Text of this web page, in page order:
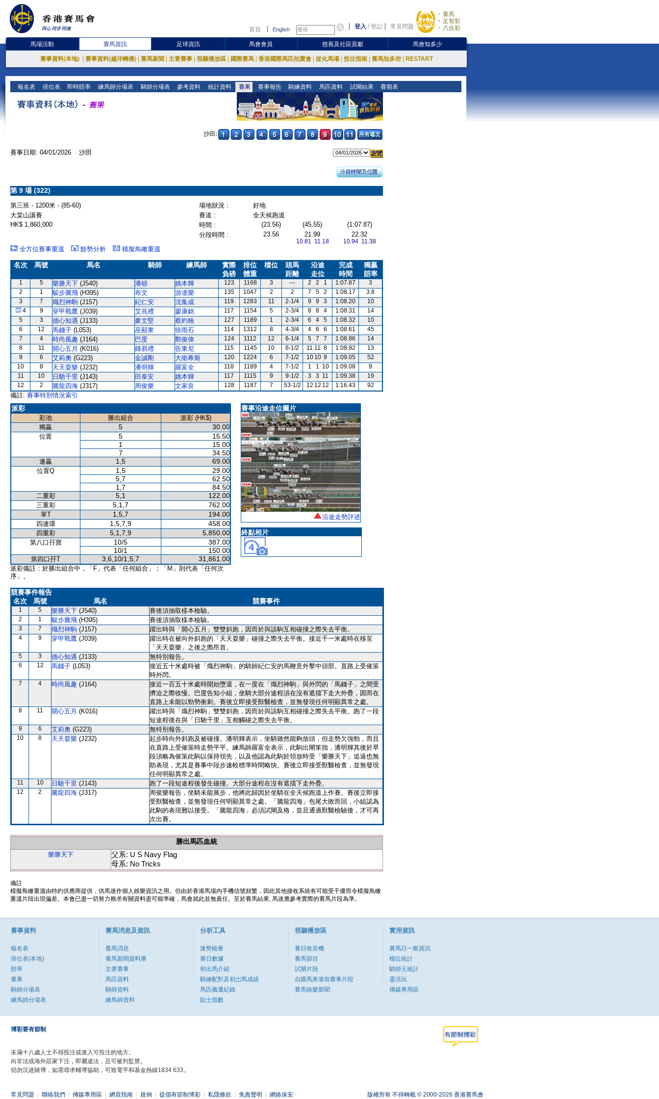
首頁 English 登入 /登記 常見問題
賽馬
足智彩
六合彩
馬場活動 賽馬資訊 足球資訊 馬會會員 慈善及社區貢獻 馬會知多少
賽事資料(本地) 賽事資料(越洋轉播) 賽馬新聞 主要賽事 視聽播放區 國際賽馬 香港國際馬匹拍賣會 從化馬場 投注指南 賽馬知多些 RESTART
報名表 排位表 即時賠率 練馬師分場表 騎師分場表 參考資料 統計資料 賽果 賽事報告 騎練資料 馬匹資料 試閘結果 賽期表
沙田:
賽事日期: 04/01/2026 沙田
第 9 場 (322)
第三班 - 1200米 - (85-60) 場地狀況 :
好地
大棠山讓賽
賽道 :
全天候跑道
HK$ 1,860,000
時間 : (23.56) (45.55)
(1:07.87)
分段時間 :
23.56 21.99
10.81 11.18
22.32
10.94 11.38
全方位賽事重溫 餘勢分析 模擬鳥瞰重溫
名次 馬號 馬名 騎師 練馬師
實際
負磅
排位
體重
檔位
頭馬
距離
沿途
走位
完成
時間
獨贏
賠率
1 5 樂勝天下 (J540) 潘頓 姚本輝 123 1168 3 --- 2 2 1 1:07.87
3
2
1 駿步騰飛 (H395) 布文 游達榮 135 1047 2 2 7 5 2 1:08.17
3.8
3
7 熾烈神駒 (J157) 紀仁安 沈集成 119 1283 11 2-1/4 9 9 3 1:08.20
10
4
9 穿甲戰鷹 (J039) 艾兆禮 廖康銘 117 1154 5 2-3/4 8 8 4 1:08.31
14
5
3 德心知遇 (J133) 麥文堅 蔡約翰 127 1189 1 2-3/4 6 4 5 1:08.32
10
6
12 馬錢子 (L053) 巫顯東 徐雨石 114 1312 8 4-3/4 4 6 6 1:08.61
45
7
4 時尚風趣 (J164) 巴度 鄭俊偉 124 1112 12 6-1/4 5 7 7 1:08.86
14
8
11 開心五月 (K016) 鍾易禮 告東尼 115 1145 10 6-1/2 11 11 8 1:08.92
13
9
6 艾莉奧 (G223) 金誠剛 大衛希斯 120 1224 6 7-1/2 10 10 9 1:09.05
52
10
8 天天耍樂 (J232) 潘明輝 羅富全 118 1189 4 7-1/2 1 1 10 1:09.08
9
11
10 日馳千里 (J143) 田泰安 姚本輝 117 1115 9 9-1/2 3 3 11 1:09.38
19
12
2 騰龍四海 (J317) 周俊樂 文家良 128 1187 7 53-1/2 12 12 12 1:16.43 92
備註: 賽事特別情況索引
派彩
彩池 勝出組合
派彩 (HK$)
獨贏
5 30.00
位置 5
15.50
1
15.00
7
34.50
連贏 1,5 69.00
位置Q 1,5
29.00
5,7
62.50
1,7
84.50
二重彩 5,1 122.00
三重彩 5,1,7 762.00
單T 1,5,7 194.00
四連環 1,5,7,9 458.00
四重彩 5,1,7,9 5,850.00
第八口孖寶 10/5
387.00
10/1
150.00
第四口孖T 3,6,10/1,5,7 31,861.00
派彩備註：於勝出組合中，「F」代表「任何組合」；「M」則代表「任何次
序」。
賽事沿途走位圖片
沿途走勢評述
終點相片
競賽事件報告
名次
馬號 馬名 競賽事件
1 5 樂勝天下 (J540) 賽後須抽取樣本檢驗。
2 1 駿步騰飛 (H395) 賽後須抽取樣本檢驗。
3 7 熾烈神駒 (J157) 躍出時與「開心五月」雙雙斜跑，因而於與該駒互相碰撞之際失去平衡。
4 9 穿甲戰鷹 (J039)
躍出時在被向外斜跑的「天天耍樂」碰撞之際失去平衡。接近千一米處時在移至
「天天耍樂」之後之際昂首。
5 3 德心知遇 (J133) 無特別報告。
6 12 馬錢子 (L053)
接近五十米處時被「熾烈神駒」的騎師紀仁安的馬鞭意外擊中頭部。直路上受催策
時外閃。
7 4 時尚風趣 (J164)
接近一百五十米處時開始墮退，在一度在「熾烈神駒」與外閃的「馬錢子」之間受
擠迫之際收慢。巴度告知小組，坐騎大部分途程須在沒有遮擋下走大外疊，因而在
直路上未能以勁勢衝刺。賽後立即接受獸醫檢查，並無發現任何明顯異常之處。
8 11 開心五月 (K016)
躍出時與「熾烈神駒」雙雙斜跑，因而於與該駒互相碰撞之際失去平衡。跑了一段
短途程後在與「日馳千里」互相觸碰之際失去平衡。
9 6 艾莉奧 (G223) 無特別報告。
10 8 天天耍樂 (J232)
起步時向外斜跑及被碰撞。潘明輝表示，坐騎雖然能夠放頭，但走勢欠強勁，而且
在直路上受催策時走勢平平。練馬師羅富全表示，此駒出閘笨拙，潘明輝其後於早
段須略為催策此駒以保持領先，以及他認為此駒於領放時受「樂勝天下」追逼也無
助表現，尤其是賽事中段步速較標準時間略快。賽後立即接受獸醫檢查，並無發現
任何明顯異常之處。
11 10 日馳千里 (J143) 跑了一段短途程後發生碰撞。大部分途程在沒有遮擋下走外疊。
12 2 騰龍四海 (J317)
周俊樂報告，坐騎未能展步，他將此歸因於坐騎在全天候跑道上作賽。賽後立即接
受獸醫檢查，並無發現任何明顯異常之處。「騰龍四海」包尾大敗而回，小組認為
此駒的表現難以接受。「騰龍四海」必須試閘及格，並且通過獸醫檢驗後，才可再
次出賽。
勝出馬匹血統
樂勝天下
父系: U S Navy Flag
母系: No Tricks
備註
模擬鳥瞰重溫由特約供應商提供，供馬迷作個人娛樂資訊之用。但由於香港馬場內手機信號頻繁，因此其他接收系統有可能受干擾而令模擬鳥瞰
重溫片段出現偏差。本會已盡一切努力務求有關資料盡可能準確，馬會就此並無責任。至於賽馬結果, 馬迷應參考實際的賽馬片段為準。
賽事資料
報名表
排位表(本地)
賠率
賽果
騎師分場表
練馬師分場表
賽馬消息及資訊
賽馬消息
賽馬新聞資料庫
主要賽事
馬匹資料
騎師資料
練馬師資料
分析工具
速勢能量
賽日數據
初出馬介紹
騎練配對及初岀馬成績
馬匹搬遷紀錄
貼士指數
視聽播放區
賽日收音機
賽馬節目
試閘片段
自購馬來港前賽事片段
賽馬娛樂新聞
實用資訊
賽馬日一般資訊
檔位統計
騎師王統計
靈活玩
傳媒專用區
博彩要有節制
未滿十八歲人士不得投注或進入可投注的地方。
向非法或海外莊家下注，即屬違法，且可被判監禁。
切勿沉迷賭博，如需尋求輔導協助，可致電平和基金熱線1834 633。
常見問題 聯絡我們 傳媒專用區 網頁指南 規例 提倡有節制博彩 私隱條款 免責聲明 網絡保安 版權所有 不得轉載 © 2000-2026 香港賽馬會